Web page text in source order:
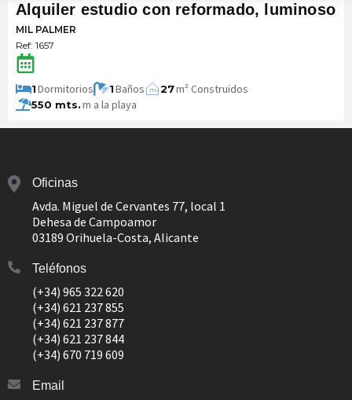
Alquiler estudio con reformado, luminoso
MIL PALMER
Ref: 1657
1Dormitorios 1Baños m2 27m² Construidos
550 mts.m a la playa
Oficinas
Avda. Miguel de Cervantes 77, local 1
Dehesa de Campoamor
03189 Orihuela-Costa, Alicante
Teléfonos
(+34) 965 322 620
(+34) 621 237 855
(+34) 621 237 877
(+34) 621 237 844
(+34) 670 719 609
Email